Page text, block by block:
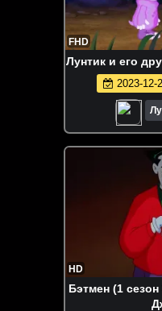
FHD
Лунтик и его
2023-12-
HD
Бэтмен (1